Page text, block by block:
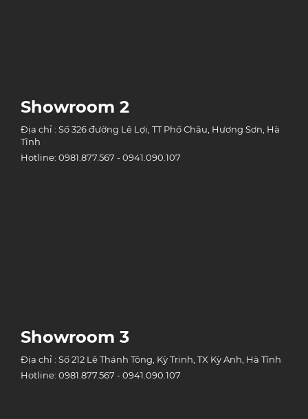
Showroom 2
Địa chỉ : Số 326 đường Lê Lợi, TT Phố Châu, Hương Sơn, Hà
Tĩnh
Hotline: 0981.877.567 - 0941.090.107
Showroom 3
Địa chỉ : Số 212 Lê Thánh Tông, Kỳ Trinh, TX Kỳ Anh, Hà Tĩnh
Hotline: 0981.877.567 - 0941.090.107